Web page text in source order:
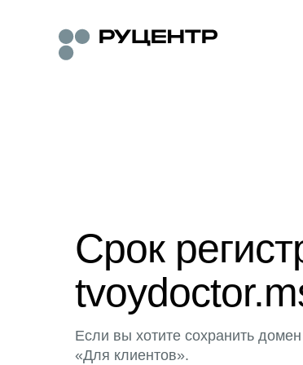
Срок
Если вы хотите сохранить
«Для клиентов».